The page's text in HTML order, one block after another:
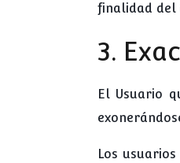
finalidad del
3.
El Usuario
Los